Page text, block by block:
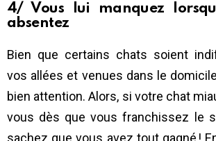
4/ Vous lui manquez
absentez
Bien que certains chats soient
vos allées et venues dans le
bien attention. Alors, si votre chat
vous dès que vous franchissez le
sachez que vous avez tout gagné !